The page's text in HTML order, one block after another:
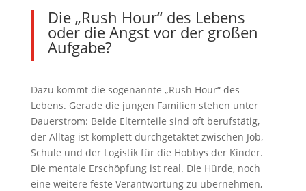
Die „Rush Hour“ des Lebens
oder die Angst vor der großen
Aufgabe?
Dazu kommt die sogenannte „Rush Hour“ des
Lebens. Gerade die jungen Familien stehen unter
Dauerstrom: Beide Elternteile sind oft berufstätig,
der Alltag ist komplett durchgetaktet zwischen Job,
Schule und der Logistik für die Hobbys der Kinder.
Die mentale Erschöpfung ist real. Die Hürde, noch
eine weitere feste Verantwortung zu übernehmen,